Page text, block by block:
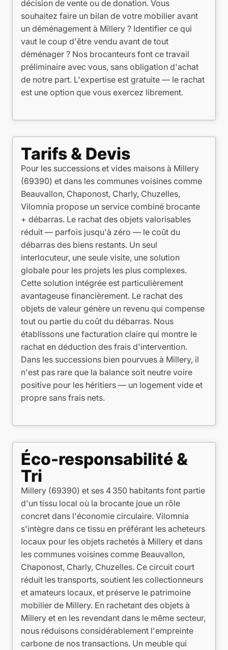
décision de vente ou de donation. Vous
souhaitez faire un bilan de votre mobilier avant
un déménagement à Millery ? Identifier ce qui
vaut le coup d'être vendu avant de tout
déménager ? Nos brocanteurs font ce travail
préliminaire avec vous, sans obligation d'achat
de notre part. L'expertise est gratuite — le rachat
est une option que vous exercez librement.
Tarifs & Devis
Pour les successions et vides maisons à Millery
(69390) et dans les communes voisines comme
Beauvallon, Chaponost, Charly, Chuzelles,
Vilomnia propose un service combiné brocante
+ débarras. Le rachat des objets valorisables
réduit — parfois jusqu'à zéro — le coût du
débarras des biens restants. Un seul
interlocuteur, une seule visite, une solution
globale pour les projets les plus complexes.
Cette solution intégrée est particulièrement
avantageuse financièrement. Le rachat des
objets de valeur génère un revenu qui compense
tout ou partie du coût du débarras. Nous
établissons une facturation claire qui montre le
rachat en déduction des frais d'intervention.
Dans les successions bien pourvues à Millery, il
n'est pas rare que la balance soit neutre voire
positive pour les héritiers — un logement vide et
propre sans frais nets.
Éco-responsabilité &
Tri
Millery (69390) et ses 4 350 habitants font partie
d'un tissu local où la brocante joue un rôle
concret dans l'économie circulaire. Vilomnia
s'intègre dans ce tissu en préférant les acheteurs
locaux pour les objets rachetés à Millery et dans
les communes voisines comme Beauvallon,
Chaponost, Charly, Chuzelles. Ce circuit court
réduit les transports, soutient les collectionneurs
et amateurs locaux, et préserve le patrimoine
mobilier de Millery. En rachetant des objets à
Millery et en les revendant dans le même secteur,
nous réduisons considérablement l'empreinte
carbone de nos transactions. Un meuble qui